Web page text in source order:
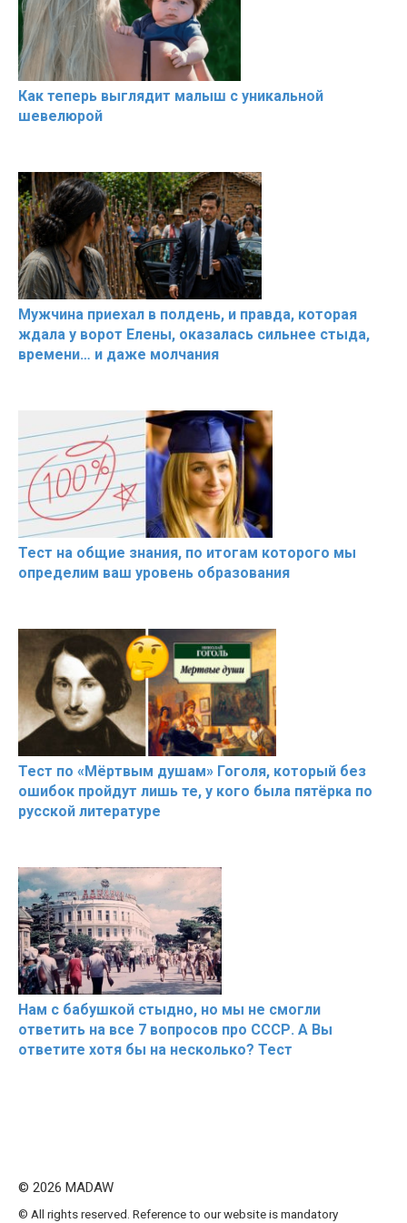
Как теперь выглядит малыш с уникальной
шевелюрой
Мужчина приехал в полдень, и правда, которая
ждала у ворот Елены, оказалась сильнее стыда,
времени… и даже молчания
Тест на общие знания, по итогам которого мы
определим ваш уровень образования
Тест по «Мёртвым душам» Гоголя, который без
ошибок пройдут лишь те, у кого была пятёрка по
русской литературе
Нам с бабушкой стыдно, но мы не смогли
ответить на все 7 вопросов про СССР. А Вы
ответите хотя бы на несколько? Тест
© 2026 MADAW
© All rights reserved. Reference to our website is mandatory